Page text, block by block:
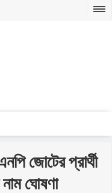
জোটের প্রার্থী
ঘোষণা